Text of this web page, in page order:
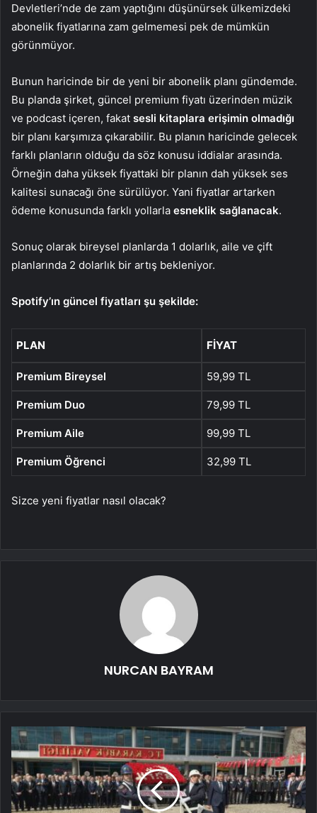
Devletleri’nde de zam yaptığını düşünürsek ülkemizdeki
abonelik fiyatlarına zam gelmemesi pek de mümkün
görünmüyor.
Bunun haricinde bir de yeni bir abonelik planı gündemde.
Bu planda şirket, güncel premium fiyatı üzerinden müzik
ve podcast içeren, fakat sesli kitaplara erişimin olmadığı
bir planı karşımıza çıkarabilir. Bu planın haricinde gelecek
farklı planların olduğu da söz konusu iddialar arasında.
Örneğin daha yüksek fiyattaki bir planın dah yüksek ses
kalitesi sunacağı öne sürülüyor. Yani fiyatlar artarken
ödeme konusunda farklı yollarla esneklik sağlanacak.
Sonuç olarak bireysel planlarda 1 dolarlık, aile ve çift
planlarında 2 dolarlık bir artış bekleniyor.
Spotify’ın güncel fiyatları şu şekilde:
PLAN FIYAT
Premium Bireysel 59,99 TL
Premium Duo 79,99 TL
Premium Aile 99,99 TL
Premium Öğrenci 32,99 TL
Sizce yeni fiyatlar nasıl olacak?
NURCAN BAYRAM